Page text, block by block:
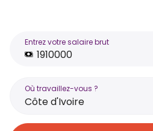
Entrez votre salaire brut
Où travaillez-vous ?
Côte d'Ivoire